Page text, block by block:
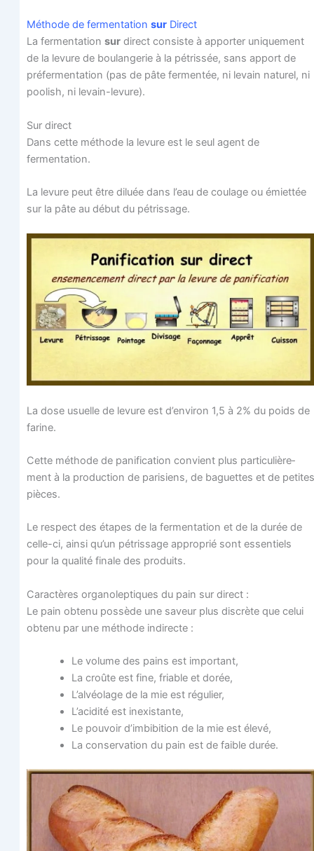
Méthode de fer­men­ta­tion surDirect
La fer­men­ta­tion surdirect consiste à appor­ter uni­que­ment
de la levure de bou­lan­ge­rie à la pétris­sée, sans apport de
pré­fer­men­ta­tion (pas de pâte fer­men­tée, ni levain natu­rel, ni
poo­lish, ni levain-levure).
Sur direct
Dans cette méthode la levure est le seul agent de
fermentation.
La levure peut être diluée dans l’eau de cou­lage ou émiet­tée
sur la pâte au début du pétrissage.
La dose usuelle de levure est d’en­vi­ron 1,5 à 2% du poids de
farine.
Cette méthode de pani­fi­ca­tion convient plus par­ti­cu­liè­re­
ment à la pro­duc­tion de pari­siens, de baguettes et de petites
pièces.
Le res­pect des étapes de la fer­men­ta­tion et de la durée de
celle-ci, ain­si qu’un pétris­sage appro­prié sont essen­tiels
pour la qua­li­té finale des produits.
Carac­tères orga­no­lep­tiques du pain sur direct :
Le pain obte­nu pos­sède une saveur plus dis­crète que celui
obte­nu par une méthode indirecte :
Le volume des pains est important,
La croûte est fine, friable et dorée,
L’alvéolage de la mie est régulier,
L’acidité est inexistante,
Le pou­voir d’imbibition de la mie est élevé,
La conser­va­tion du pain est de faible durée.